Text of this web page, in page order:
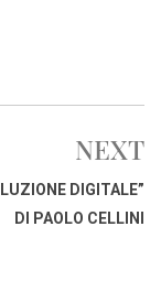
NEXT
DIGITALE”
DI PAOLO CELLINI